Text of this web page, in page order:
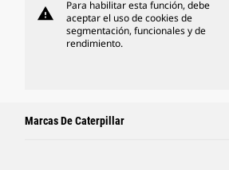
warning
Para habilitar esta función, debe
aceptar el uso de cookies de
segmentación, funcionales y de
rendimiento.
Marcas De Caterpillar